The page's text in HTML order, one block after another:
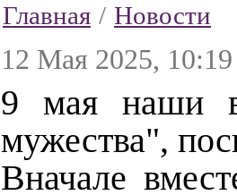
Главная / Новости
12 Мая 2025, 10:19
9 мая наши
мужества",
Вначале